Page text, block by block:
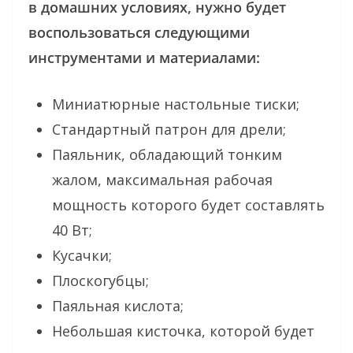
в домашних условиях, нужно будет
воспользоваться следующими
инструментами и материалами:
Миниатюрные настольные тиски;
Стандартный патрон для дрели;
Паяльник, обладающий тонким
жалом, максимальная рабочая
мощность которого будет составлять
40 Вт;
Кусачки;
Плоскогубцы;
Паяльная кислота;
Небольшая кисточка, которой будет